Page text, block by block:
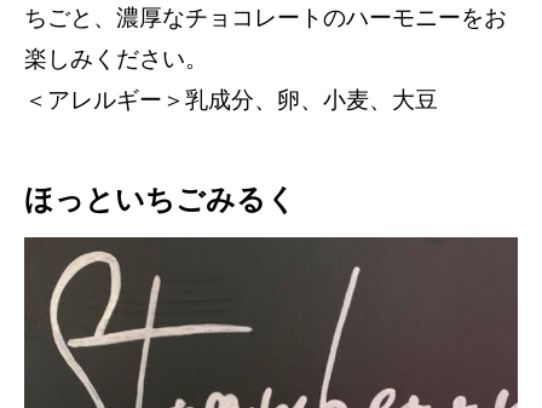
ちごと、濃厚なチョコレートのハーモニーをお
楽しみください。
＜アレルギー＞乳成分、卵、小麦、大豆
ほっといちごみるく